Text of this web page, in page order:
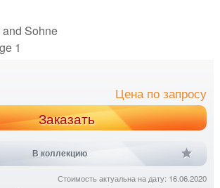
Sohne
1
Цена по запросу
Заказать
В коллекцию
Стоимость актуальна на дату: 16.06.2020